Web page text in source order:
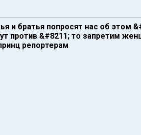
и братья попросят нас об этом
против &#8211; то запретим
репортерам